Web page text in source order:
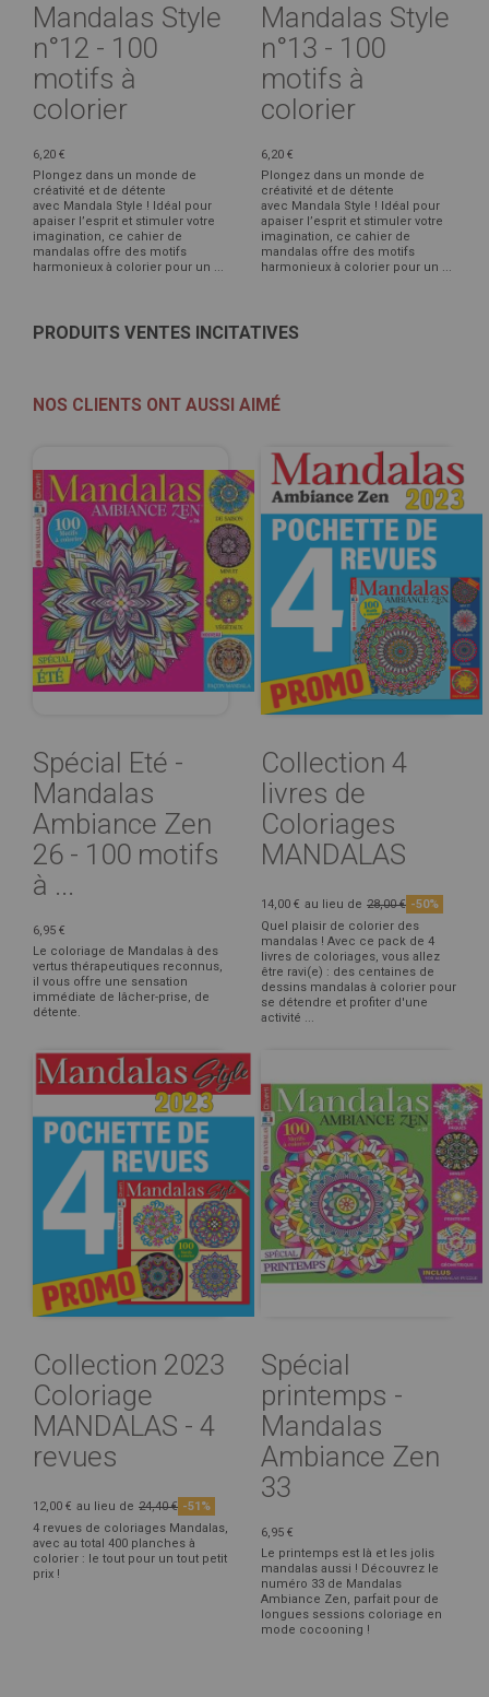
Mandalas Style
n°12 - 100
motifs à
colorier
6,20 €
Plongez dans un monde de
créativité et de détente
avec Mandala Style ! Idéal pour
apaiser l’esprit et stimuler votre
imagination, ce cahier de
mandalas offre des motifs
harmonieux à colorier pour un ...
Mandalas Style
n°13 - 100
motifs à
colorier
6,20 €
Plongez dans un monde de
créativité et de détente
avec Mandala Style ! Idéal pour
apaiser l’esprit et stimuler votre
imagination, ce cahier de
mandalas offre des motifs
harmonieux à colorier pour un ...
PRODUITS VENTES INCITATIVES
NOS CLIENTS ONT AUSSI AIMÉ
Spécial Eté -
Mandalas
Ambiance Zen
26 - 100 motifs
à ...
6,95 €
Le coloriage de Mandalas à des
vertus thérapeutiques reconnus,
il vous offre une sensation
immédiate de lâcher-prise, de
détente.
Collection 4
livres de
Coloriages
MANDALAS
14,00 € au lieu de 28,00 € -50%
Quel plaisir de colorier des
mandalas ! Avec ce pack de 4
livres de coloriages, vous allez
être ravi(e) : des centaines de
dessins mandalas à colorier pour
se détendre et profiter d'une
activité ...
Collection 2023
Coloriage
MANDALAS - 4
revues
12,00 € au lieu de 24,40 € -51%
4 revues de coloriages Mandalas,
avec au total 400 planches à
colorier : le tout pour un tout petit
prix !
Spécial
printemps -
Mandalas
Ambiance Zen
33
6,95 €
Le printemps est là et les jolis
mandalas aussi ! Découvrez le
numéro 33 de Mandalas
Ambiance Zen, parfait pour de
longues sessions coloriage en
mode cocooning !